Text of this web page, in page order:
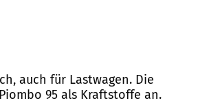
auch für Lastwagen. Die
95 als Kraftstoffe an.